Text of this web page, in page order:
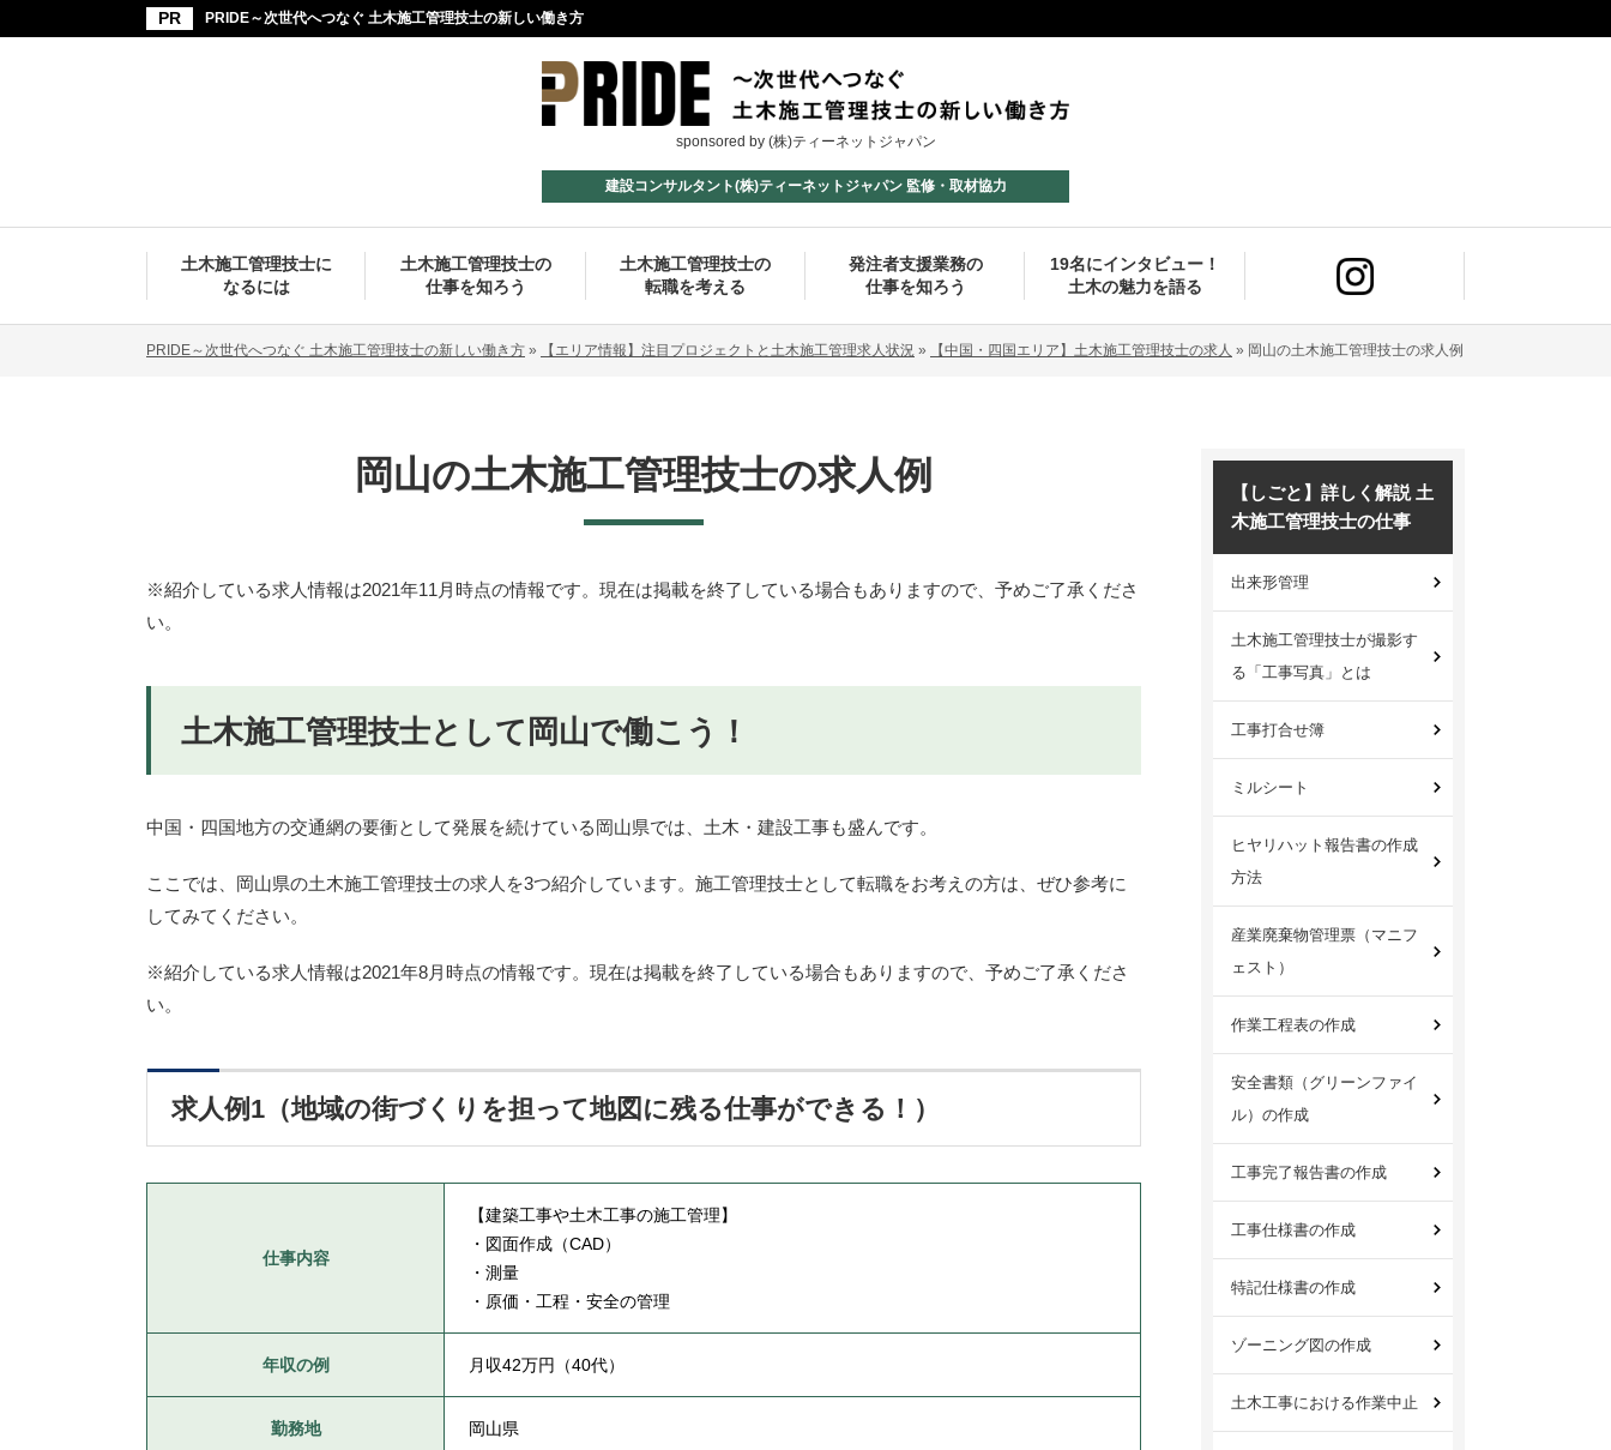
PRIDE～次世代へつなぐ 土木施工管理技士の新しい働き方
sponsored by (株)ティーネットジャパン
建設コンサルタント(株)ティーネットジャパン 監修・取材協力
土木施工管理技士に
なるには
土木施工管理技士の
仕事を知ろう
土木施工管理技士の
転職を考える
発注者支援業務の
仕事を知ろう
19名にインタビュー！
土木の魅力を語る
PRIDE～次世代へつなぐ 土木施工管理技士の新しい働き方 » 【エリア情報】注目プロジェクトと土木施工管理求人状況 » 【中国・四国エリア】土木施工管理技士の求人 » 岡山の土木施工管理技士の求人例
岡山の土木施工管理技士の求人例
※紹介している求人情報は2021年11月時点の情報です。現在は掲載を終了している場合もありますので、予めご了承くださ
い。
土木施工管理技士として岡山で働こう！
中国・四国地方の交通網の要衝として発展を続けている岡山県では、土木・建設工事も盛んです。
ここでは、岡山県の土木施工管理技士の求人を3つ紹介しています。施工管理技士として転職をお考えの方は、ぜひ参考に
してみてください。
※紹介している求人情報は2021年8月時点の情報です。現在は掲載を終了している場合もありますので、予めご了承くださ
い。
求人例1（地域の街づくりを担って地図に残る仕事ができる！）
仕事内容
【建築工事や土木工事の施工管理】
・図面作成（CAD）
・測量
・原価・工程・安全の管理
年収の例 月収42万円（40代）
勤務地 岡山県
【しごと】詳しく解説 土
木施工管理技士の仕事
出来形管理
土木施工管理技士が撮影す
る「工事写真」とは
工事打合せ簿
ミルシート
ヒヤリハット報告書の作成
方法
産業廃棄物管理票（マニフ
ェスト）
作業工程表の作成
安全書類（グリーンファイ
ル）の作成
工事完了報告書の作成
工事仕様書の作成
特記仕様書の作成
ゾーニング図の作成
土木工事における作業中止